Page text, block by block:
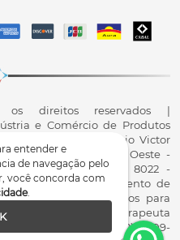
entender e
de navegação pelo
você concorda com
.
direitos reservados |
e Comércio de Produtos
0001-78 | R. Antônio Victor
II, Santa Tereza do Oeste -
conosco: 0800 200 8022 -
de Funcionamento de
de Produtos para
- Fisioterapeuta
Zani - Crefito8(PR): 8409-